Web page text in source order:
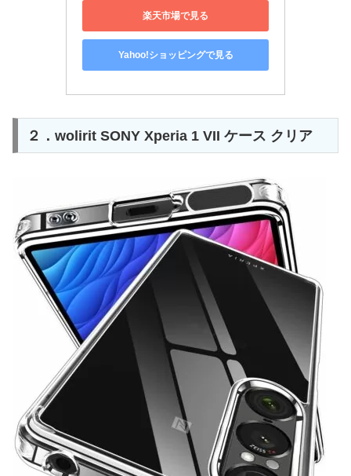
楽天市場で見る
Yahoo!ショッピングで見る
２．wolirit SONY Xperia 1 VII ケース クリア